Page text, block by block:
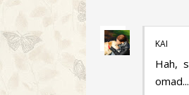
KAI
Hah,